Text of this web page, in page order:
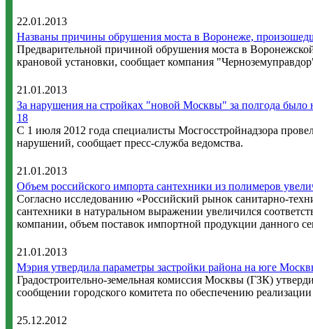
22.01.2013
Названы причины обрушения моста в Воронеже,
Предварительной причиной обрушения моста в
крановой установки, сообщает компания
21.01.2013
За нарушения на стройках "новой Москвы" за полгода
18
С 1 июля 2012 года специалисты Мосгосстройнадзора
нарушений, сообщает пресс-служба ведомства.
21.01.2013
Объем российского импорта сантехники из полимеров
Согласно исследованию «Российский рынок санитарно-
сантехники в натуральном выражении увеличился
компании, объем поставок импортной продукции данного
21.01.2013
Мэрия утвердила параметры застройки района на юге
Градостроительно-земельная комиссия Москвы (ГЗК)
сообщении городского комитета по обеспечению
25.12.2012